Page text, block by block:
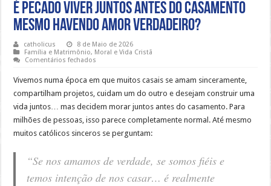
É pecado viver juntos antes do casamento
mesmo havendo amor verdadeiro?
catholicus
8 de Maio de 2026
Família e Matrimônio, Moral e Vida Cristã
Comentários fechados
viver
juntos
antes
do
mesmo
havendo
amor
Vivemos numa época em que muitos casais se amam sinceramente,
compartilham projetos, cuidam um do outro e desejam construir uma
vida juntos… mas decidem morar juntos antes do casamento. Para
milhões de pessoas, isso parece completamente normal. Até mesmo
muitos católicos sinceros se perguntam:
“Se nos amamos de verdade, se somos fiéis e
temos intenção de nos casar… é realmente